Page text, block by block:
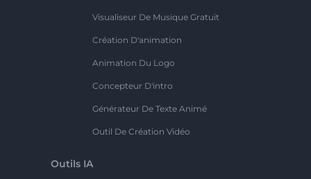
Visualiseur De Musique Gratuit
Création D'animation
Animation Du Logo
Concepteur D'intro
Générateur De Texte Animé
Outil De Création Vidéo
Outils IA